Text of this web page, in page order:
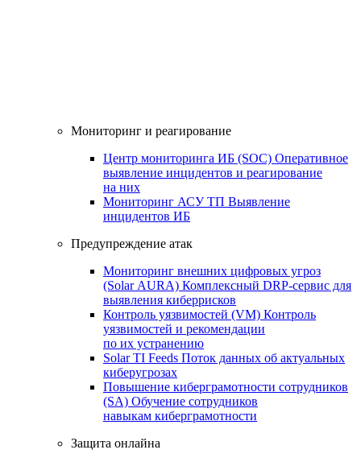
Мониторинг и реагирование
Центр мониторинга ИБ (SOC) Оперативное
выявление инцидентов и реагирование
на них
Мониторинг АСУ ТП Выявление
инцидентов ИБ
Предупреждение атак
Мониторинг внешних цифровых угроз
(Solar AURA) Комплексный DRP-сервис для
выявления киберрисков
Контроль уязвимостей (VM) Контроль
уязвимостей и рекомендации
по их устранению
Solar TI Feeds Поток данных об актуальных
киберугрозах
Повышение киберграмотности сотрудников
(SA) Обучение сотрудников
навыкам киберграмотности
Защита онлайна